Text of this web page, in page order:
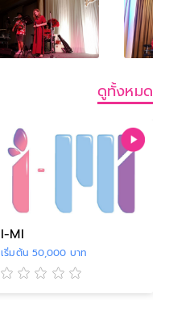
ดูทั้งหมด
I-MI
เริ่มต้น 50,000 บาท